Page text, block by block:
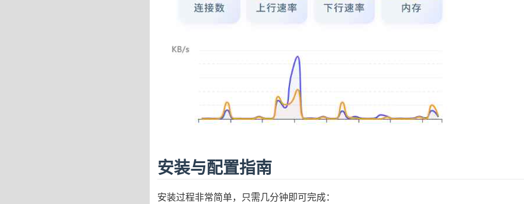
安装与配置指南
安装过程非常简单，只需几分钟即可完成：